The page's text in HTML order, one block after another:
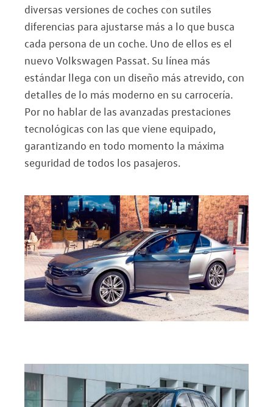
diversas versiones de coches con sutiles
diferencias para ajustarse más a lo que busca
cada persona de un coche. Uno de ellos es el
nuevo Volkswagen Passat. Su línea más
estándar llega con un diseño más atrevido, con
detalles de lo más moderno en su carrocería.
Por no hablar de las avanzadas prestaciones
tecnológicas con las que viene equipado,
garantizando en todo momento la máxima
seguridad de todos los pasajeros.